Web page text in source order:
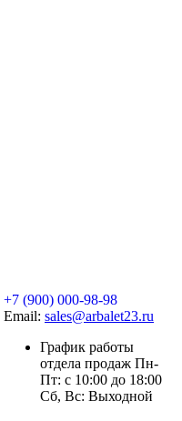
+7 (900) 000-98-98
Email: sales@arbalet23.ru
График работы
отдела продаж Пн-
Пт: с 10:00 до 18:00
Сб, Вс: Выходной